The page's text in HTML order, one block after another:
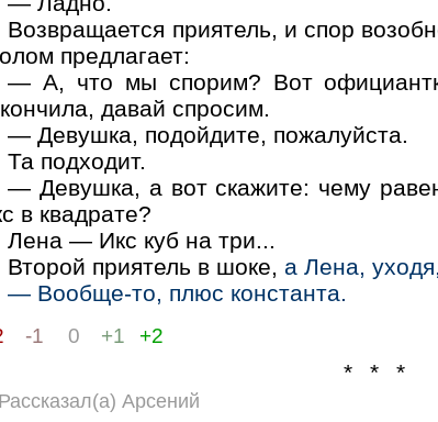
Возвращается приятель, и спор
предлагает:
— А, что мы спорим? Вот
давай спросим.
— Девушка, подойдите, пожалуйста.
Та подходит.
— Девушка, а вот скажите: чему
в квадрате?
Лена — Икс куб на три...
Второй приятель в шоке, а Лена,
— Вообще-то, плюс константа.
-1 0 +1 +2
* * *
Рассказал(а) Арсений